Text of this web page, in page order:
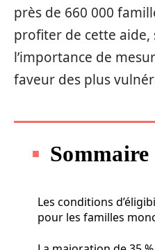
près de 660 000
profiter de cette
l’importance de
faveur des plus
Sommaire
Les conditions
pour les familles